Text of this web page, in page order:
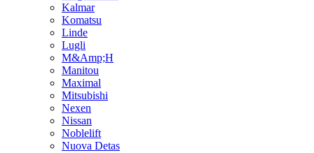
Kalmar
Komatsu
Linde
Lugli
M&Amp;H
Manitou
Maximal
Mitsubishi
Nexen
Nissan
Noblelift
Nuova Detas